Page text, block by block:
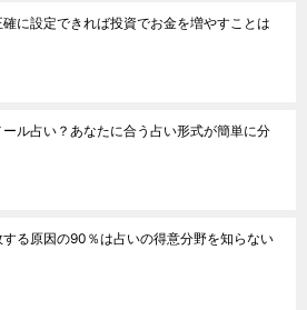
確に設定できれば投資でお金を増やすことは
ル占い？あなたに合う占い形式が簡単に分
る原因の90％は占いの得意分野を知らない